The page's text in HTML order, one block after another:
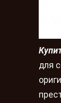
для